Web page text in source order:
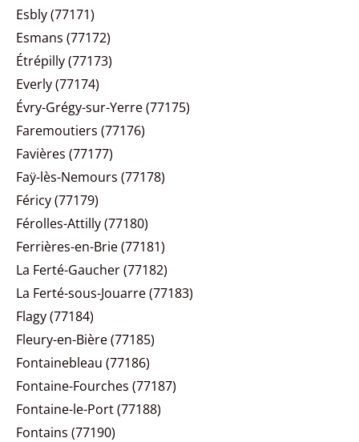
Esbly (77171)
Esmans (77172)
Étrépilly (77173)
Everly (77174)
Évry-Grégy-sur-Yerre (77175)
Faremoutiers (77176)
Favières (77177)
Faÿ-lès-Nemours (77178)
Féricy (77179)
Férolles-Attilly (77180)
Ferrières-en-Brie (77181)
La Ferté-Gaucher (77182)
La Ferté-sous-Jouarre (77183)
Flagy (77184)
Fleury-en-Bière (77185)
Fontainebleau (77186)
Fontaine-Fourches (77187)
Fontaine-le-Port (77188)
Fontains (77190)